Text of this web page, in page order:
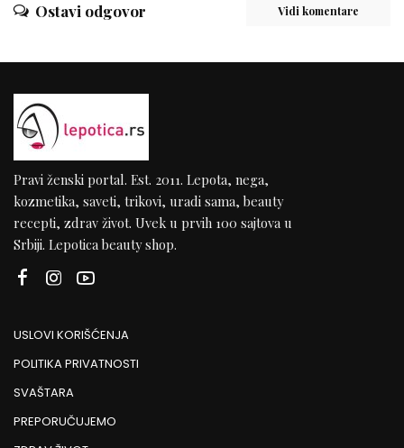
Ostavi odgovor Vidi komentare
Pravi ženski portal. Est. 2011. Lepota, nega,
kozmetika, saveti, trikovi, uradi sama, beauty
recepti, zdrav život. Uvek u prvih 100 sajtova u
Srbiji. Lepotica beauty shop.
USLOVI KORIŠĆENJA
POLITIKA PRIVATNOSTI
SVAŠTARA
PREPORUČUJEMO